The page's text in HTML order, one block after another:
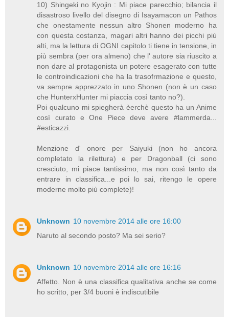
10) Shingeki no Kyojin : Mi piace parecchio; bilancia il
disastroso livello del disegno di Isayamacon un Pathos
che onestamente nessun altro Shonen moderno ha
con questa costanza, magari altri hanno dei picchi più
alti, ma la lettura di OGNI capitolo ti tiene in tensione, in
più sembra (per ora almeno) che l' autore sia riuscito a
non dare al protagonista un potere esagerato con tutte
le controindicazioni che ha la trasofrmazione e questo,
va sempre apprezzato in uno Shonen (non è un caso
che HunterxHunter mi piaccia così tanto no?).
Poi qualcuno mi spiegherà èerchè questo ha un Anime
così curato e One Piece deve avere #lammerda...
#esticazzi.
Menzione d' onore per Saiyuki (non ho ancora
completato la rilettura) e per Dragonball (ci sono
cresciuto, mi piace tantissimo, ma non così tanto da
entrare in classifica...e poi lo sai, ritengo le opere
moderne molto più complete)!
Unknown 10 novembre 2014 alle ore 16:00
Naruto al secondo posto? Ma sei serio?
Unknown 10 novembre 2014 alle ore 16:16
Affetto. Non è una classifica qualitativa anche se come
ho scritto, per 3/4 buoni è indiscutibile